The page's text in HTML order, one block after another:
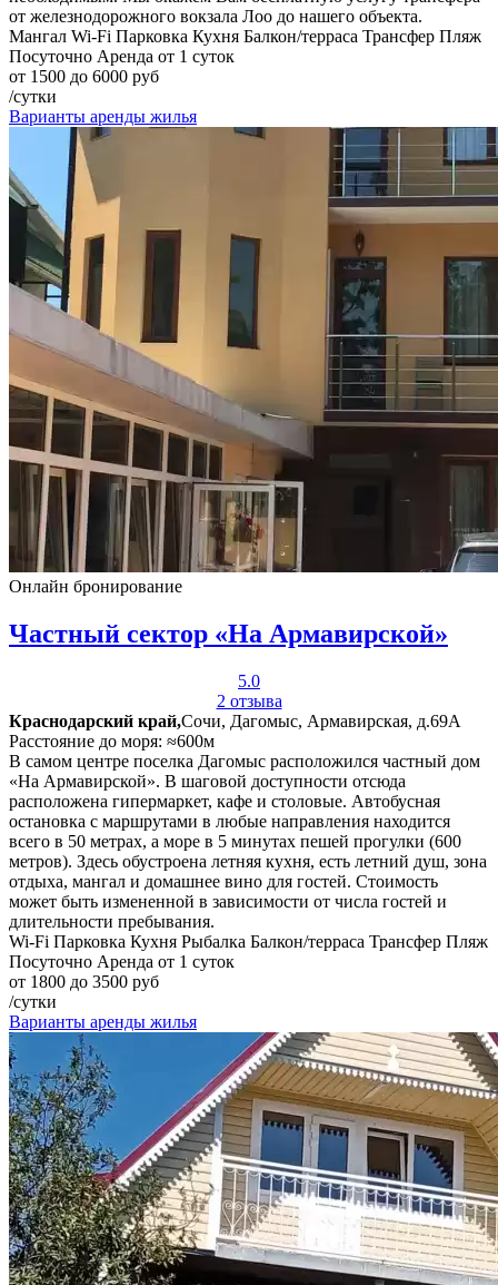
от железнодорожного вокзала Лоо до нашего объекта.
Мангал Wi-Fi Парковка Кухня Балкон/терраса Трансфер Пляж
Посуточно Аренда от 1 суток
от 1500 до 6000 руб
/сутки
Варианты аренды жилья
Онлайн бронирование
Частный сектор «На Армавирской»
5.0
2 отзыва
Краснодарский край,Сочи, Дагомыс, Армавирская, д.69А
Расстояние до моря: ≈600м
В самом центре поселка Дагомыс расположился частный дом
«На Армавирской». В шаговой доступности отсюда
расположена гипермаркет, кафе и столовые. Автобусная
остановка с маршрутами в любые направления находится
всего в 50 метрах, а море в 5 минутах пешей прогулки (600
метров). Здесь обустроена летняя кухня, есть летний душ, зона
отдыха, мангал и домашнее вино для гостей. Стоимость
может быть измененной в зависимости от числа гостей и
длительности пребывания.
Wi-Fi Парковка Кухня Рыбалка Балкон/терраса Трансфер Пляж
Посуточно Аренда от 1 суток
от 1800 до 3500 руб
/сутки
Варианты аренды жилья